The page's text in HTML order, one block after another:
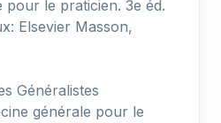
pour le praticien. 3e éd.
Elsevier Masson,
Généralistes
générale pour le